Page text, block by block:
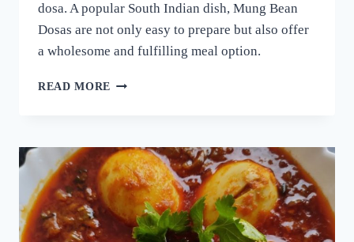
dosa. A popular South Indian dish, Mung Bean
Dosas are not only easy to prepare but also offer
a wholesome and fulfilling meal option.
READ MORE ദോശക്ക്
ചെറുപയർ
കൊണ്ട്
ഒരു
കിടിലൻ
ദോശ;